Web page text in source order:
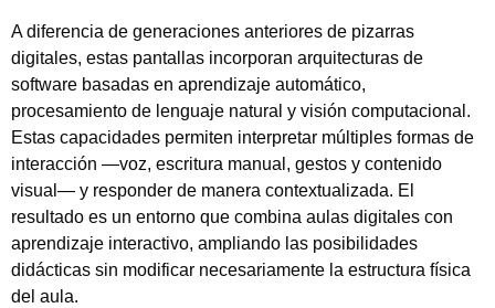
A diferencia de generaciones anteriores de pizarras
digitales, estas pantallas incorporan arquitecturas de
software basadas en aprendizaje automático,
procesamiento de lenguaje natural y visión computacional.
Estas capacidades permiten interpretar múltiples formas de
interacción —voz, escritura manual, gestos y contenido
visual— y responder de manera contextualizada. El
resultado es un entorno que combina aulas digitales con
aprendizaje interactivo, ampliando las posibilidades
didácticas sin modificar necesariamente la estructura física
del aula.